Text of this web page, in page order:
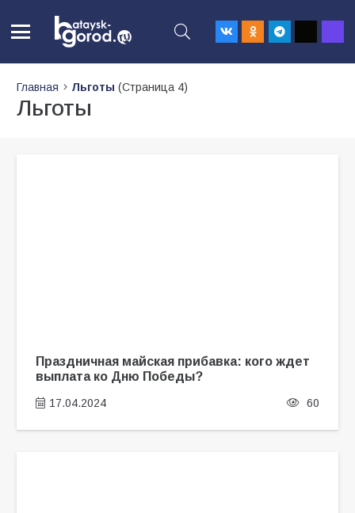
Главная Льготы (Страница 4)
Льготы
Праздничная майская прибавка: кого ждет
выплата ко Дню Победы?
17.04.2024 60